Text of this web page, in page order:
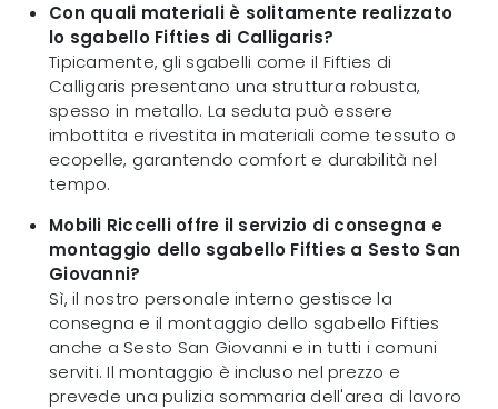
Con quali materiali è solitamente realizzato
lo sgabello Fifties di Calligaris?
Tipicamente, gli sgabelli come il Fifties di
Calligaris presentano una struttura robusta,
spesso in metallo. La seduta può essere
imbottita e rivestita in materiali come tessuto o
ecopelle, garantendo comfort e durabilità nel
tempo.
Mobili Riccelli offre il servizio di consegna e
montaggio dello sgabello Fifties a Sesto San
Giovanni?
Sì, il nostro personale interno gestisce la
consegna e il montaggio dello sgabello Fifties
anche a Sesto San Giovanni e in tutti i comuni
serviti. Il montaggio è incluso nel prezzo e
prevede una pulizia sommaria dell'area di lavoro